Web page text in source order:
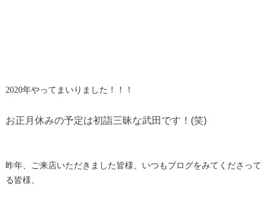
2020年やってまいりました！！！
お正月休みの予定は初詣三昧な武田です！(笑)
昨年、ご来店いただきました皆様、いつもブログをみてくださって
る皆様、